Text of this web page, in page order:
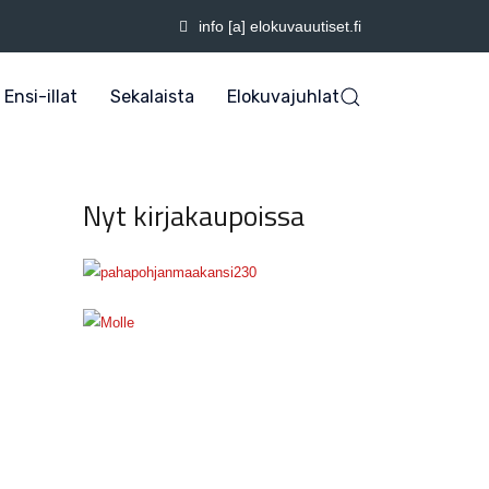
info [a] elokuvauutiset.fi
Ensi-illat Sekalaista Elokuvajuhlat
Nyt kirjakaupoissa